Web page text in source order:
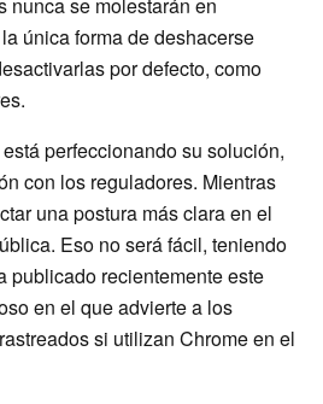
única forma de deshacerse
por defecto, como
perfeccionando su solución,
con los reguladores. Mientras
una postura más clara en el
Eso no será fácil, teniendo
publicado recientemente este
en el que advierte a los
si utilizan Chrome en el